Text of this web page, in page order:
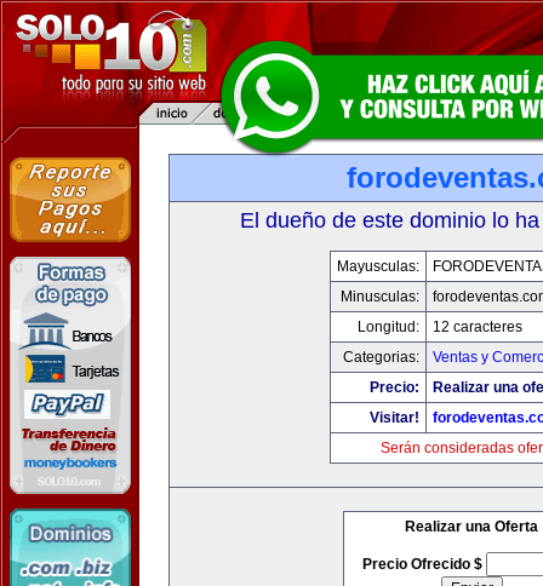
El dueño de este dominio lo
Mayusculas:
Minusculas:
Longitud:
12 caracteres
Categorias:
Ventas y
Precio:
Realizar una
Visitar!
Serán consideradas
Realizar una Oferta
Precio Ofrecido $